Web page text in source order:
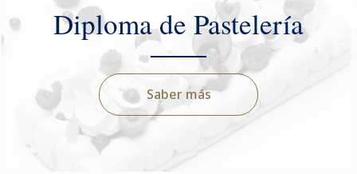
Diploma de Pastelería
Saber más